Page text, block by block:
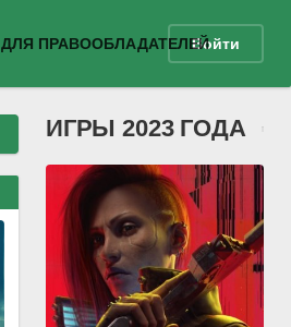
ДЛЯ ПРАВООБЛАДАТЕЛЕЙВойти
ИГРЫ 2023 ГОДА